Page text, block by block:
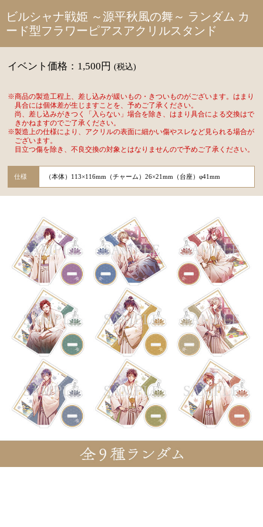
ビルシャナ戦姫 ～源平秋風の舞～ ランダム カ
ード型フラワーピアスアクリルスタンド
イベント価格：1,500円 (税込)
※商品の製造工程上、差し込みが緩いもの・きついものがございます。はまり
具合には個体差が生じますことを、予めご了承ください。
尚、差し込みがきつく「入らない」場合を除き、はまり具合による交換はで
きかねますのでご了承ください。
※製造上の仕様により、アクリルの表面に細かい傷やスレなど見られる場合が
ございます。
目立つ傷を除き、不良交換の対象とはなりませんので予めご了承ください。
仕様 （本体）113×116mm（チャーム）26×21mm（台座）φ41mm